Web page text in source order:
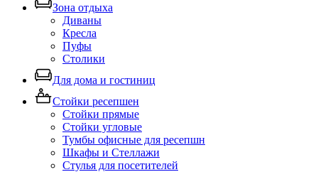
Зона отдыха
Диваны
Кресла
Пуфы
Столики
Для дома и гостиниц
Стойки ресепшен
Стойки прямые
Стойки угловые
Тумбы офисные для ресепшн
Шкафы и Стеллажи
Стулья для посетителей